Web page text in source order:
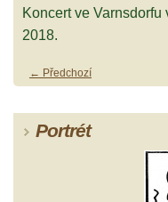
Koncert ve
2018.
← Předchozí
Portrét